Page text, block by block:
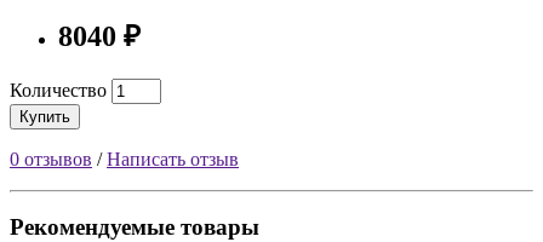
8040 ₽
Количество
Купить
0 отзывов /Написать отзыв
Рекомендуемые товары